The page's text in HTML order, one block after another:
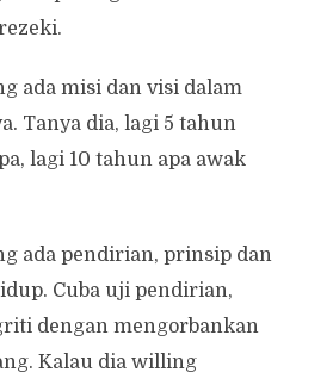
ada misi dan visi dalam
Tanya dia, lagi 5 tahun
lagi 10 tahun apa awak
ada pendirian, prinsip dan
Cuba uji pendirian,
dengan mengorbankan
Kalau dia willing